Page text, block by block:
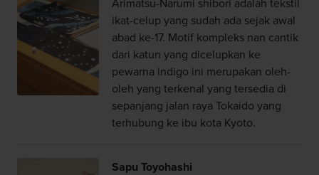
Arimatsu-Narumi shibori adalah tekstil
ikat-celup yang sudah ada sejak awal
abad ke-17. Motif kompleks nan cantik
dari katun yang dicelupkan ke
pewarna indigo ini merupakan oleh-
oleh yang terkenal yang tersedia di
sepanjang jalan raya Tokaido yang
terhubung ke ibu kota Kyoto.
Sapu Toyohashi